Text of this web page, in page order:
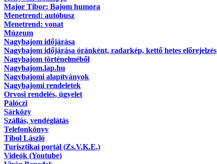
Major Tibor: Bajom humora
Menetrend: autóbusz
Menetrend: vonat
Múzeum
Nagybajom időjárása
Nagybajom időjárása óránként, radarkép, kettő hetes előrejelzés
Nagybajom történelméből
Nagybajom.lap.hu
Nagybajomi alapítványok
Nagybajomi rendeletek
Orvosi rendelés, ügyelet
Pálóczi
Sárközy
Szállás, vendéglátás
Telefonkönyv
Tibol László
Turisztikai portál (Zs.V.K.E.)
Videók (Youtube)